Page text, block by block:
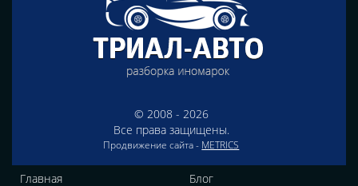
© 2008 - 2026
Все права защищены.
Продвижение сайта - METRICS
Главная Блог